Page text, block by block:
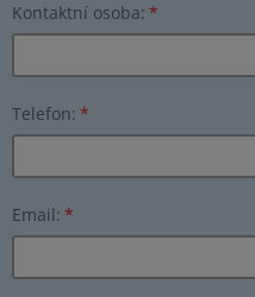
Kontaktní osoba: *
Telefon: *
Email: *